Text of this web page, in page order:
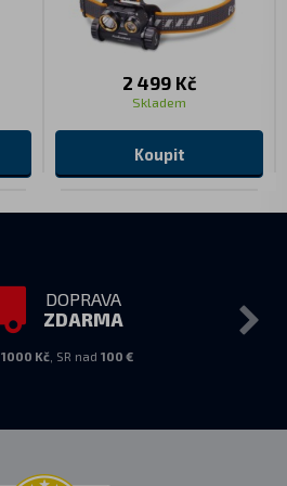
2 499 Kč
Skladem
Koupit
DOPRAVA
ZDARMA
1000 Kč, SR nad 100 €